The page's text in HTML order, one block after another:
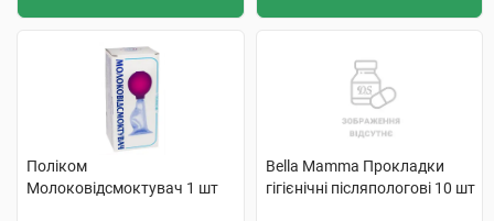
Поліком
Молоковідсмоктувач 1 шт
Bella Мamma Прокладки
гiгiєнiчнi післяпологові 10 шт